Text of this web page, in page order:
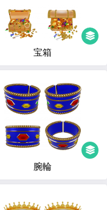
宝箱
腕輪